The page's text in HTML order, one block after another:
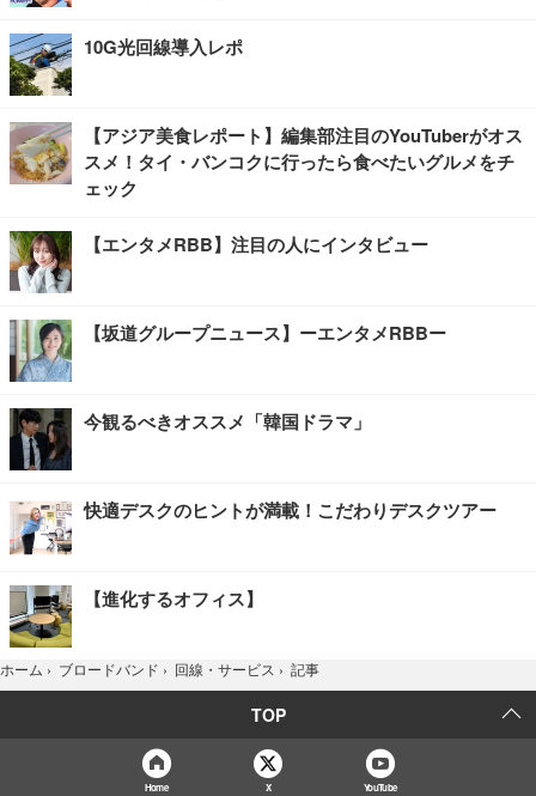
10G光回線導入レポ
【アジア美食レポート】編集部注目のYouTuberがオス
スメ！タイ・バンコクに行ったら食べたいグルメをチ
ェック
【エンタメRBB】注目の人にインタビュー
【坂道グループニュース】ーエンタメRBBー
今観るべきオススメ「韓国ドラマ」
快適デスクのヒントが満載！こだわりデスクツアー
【進化するオフィス】
ホーム › ブロードバンド › 回線・サービス › 記事
TOP
Home X YouTube